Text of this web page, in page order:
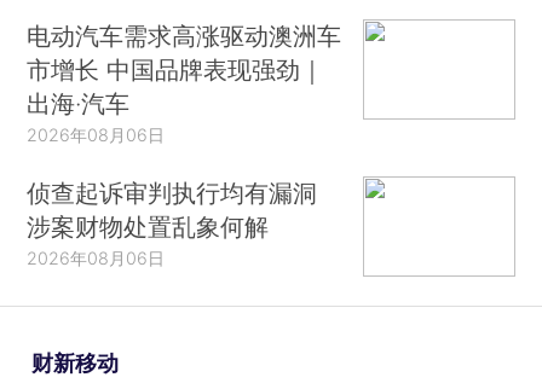
电动汽车需求高涨驱动澳洲车
市增长 中国品牌表现强劲｜
出海·汽车
2026年08月06日
侦查起诉审判执行均有漏洞
涉案财物处置乱象何解
2026年08月06日
财新移动